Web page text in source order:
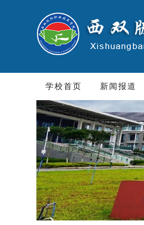
学校首页 新闻报道